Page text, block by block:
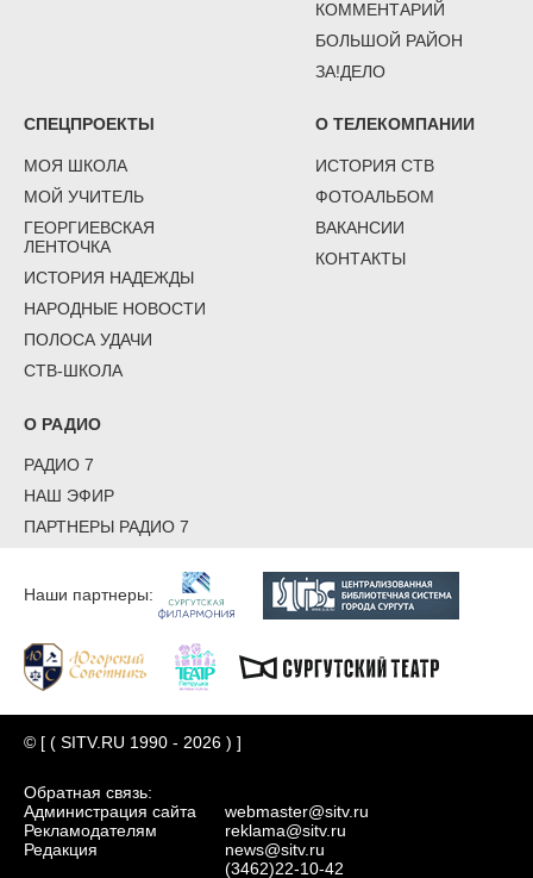
КОММЕНТАРИЙ
БОЛЬШОЙ РАЙОН
ЗА!ДЕЛО
СПЕЦПРОЕКТЫ
МОЯ ШКОЛА
МОЙ УЧИТЕЛЬ
ГЕОРГИЕВСКАЯ
ЛЕНТОЧКА
ИСТОРИЯ НАДЕЖДЫ
НАРОДНЫЕ НОВОСТИ
ПОЛОСА УДАЧИ
СТВ-ШКОЛА
О ТЕЛЕКОМПАНИИ
ИСТОРИЯ СТВ
ФОТОАЛЬБОМ
ВАКАНСИИ
КОНТАКТЫ
О РАДИО
РАДИО 7
НАШ ЭФИР
ПАРТНЕРЫ РАДИО 7
Наши партнеры:
© [ ( SITV.RU 1990 - 2026 ) ]
Обратная связь:
Администрация сайта
Рекламодателям
Редакция
webmaster@sitv.ru
reklama@sitv.ru
news@sitv.ru
(3462)22-10-42